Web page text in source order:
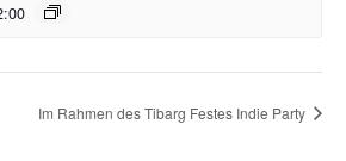
Im Rahmen des Tibarg Festes Indie Party